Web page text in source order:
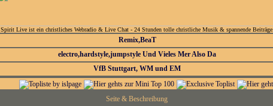
Spirit Live ist ein christliches Webradio & Live Chat - 24 Stunden tolle christliche Musik & spannende Beiträge.
Remix,BeaT
electro,hardstyle,jumpstyle Und Vieles Mer Also Da
VfB Stuttgart, WM und EM
Seite & Beschreibung